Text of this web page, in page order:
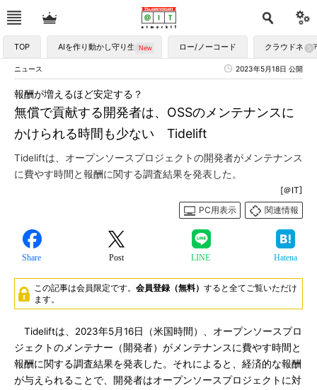
TOP AIを作り動かし守り生かす ロー/ノーコード クラウドネイ
ニュース 2023年5月18日 公開
無償で貢献する開発者は、OSSのメンテナンスに
かけられる時間も少ない Tidelift
報酬が増えるほど安定する？
Tideliftは、オープンソースプロジェクトの開発者がメンテナンス
に費やす時間と報酬に関する調査結果を発表した。
[＠IT]
PC用表示
関連情報
Share Post LINE Hatena
この記事は会員限定です。 会員登録（無料） すると全てご覧いただけ
ます。
Tideliftは、2023年5月16日（米国時間）、オープンソースプロ
ジェクトのメンテナー（開発者）がメンテナンスに費やす時間と
報酬に関する調査結果を発表した。それによると、経済的な報酬
が与えられることで、開発者はオープンソースプロジェクトに対